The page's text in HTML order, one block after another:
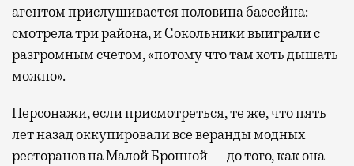
агентом прислушивается половина бассейна:
смотрела три района, и Сокольники выиграли с
разгромным счетом, «потому что там хоть дышать
можно».
Персонажи, если присмотреться, те же, что пять
лет назад оккупировали все веранды модных
ресторанов на Малой Бронной — до того, как она